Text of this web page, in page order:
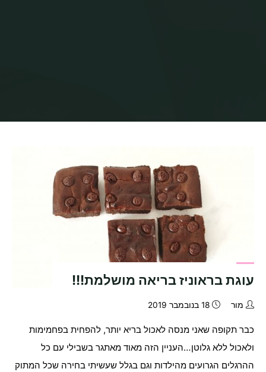
עוגת בראוניז בריאה מושלמת!!!
מור 18 בנובמבר 2019
כבר תקופה שאני מנסה לאכול בריא יותר, להפחית בפחמימות
ולאכול ללא גלוטן…העניין הזה מאוד מאתגר בשבילי עם כל
ההרגלים הגרועים מהילדות וגם בגלל שעשיתי בחירה שכל המתוק